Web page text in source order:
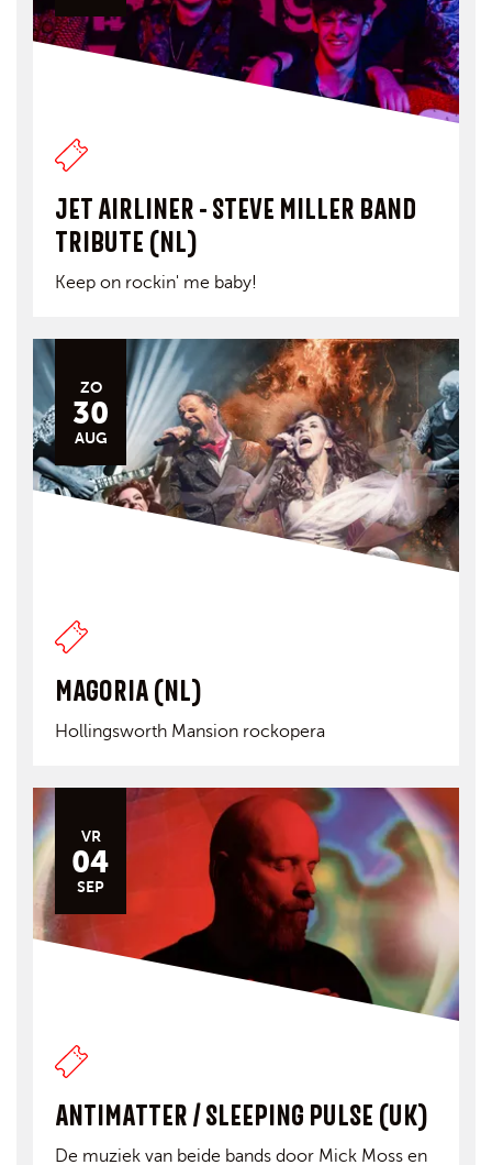
JET AIRLINER - STEVE MILLER BAND
TRIBUTE (NL)
Keep on rockin' me baby!
ZO
30
AUG
MAGORIA (NL)
Hollingsworth Mansion rockopera
VR
04
SEP
ANTIMATTER / SLEEPING PULSE (UK)
De muziek van beide bands door Mick Moss en